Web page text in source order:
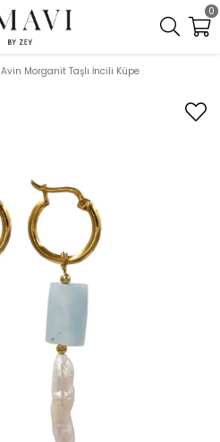
0
Avin Morganit Taşlı İncili Küpe